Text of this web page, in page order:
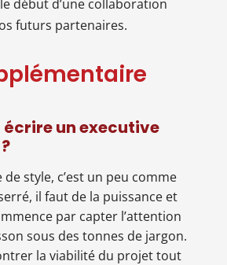
début d’une collaboration
futurs partenaires.
un executive
style, c’est un peu comme
il faut de la puissance et
par capter l’attention
sous des tonnes de jargon.
la viabilité du projet tout